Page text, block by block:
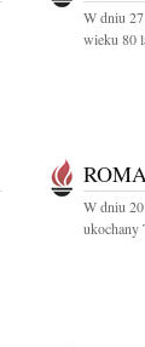
W dniu 27
wieku 80
W dniu
ukochany